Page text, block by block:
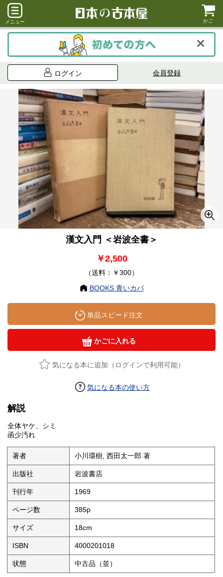
メニュー かご
ログイン 会員登録
漢文入門 ＜岩波全書＞
￥2,500
（送料：￥300）
BOOKS 青いカバ
単品スピード注文
かごに入れる
気になる本に追加（ログインで利用可能）
気になる本の使い方
解説
全体ヤケ、シミ
函少汚れ
著者 小川環樹, 西田太一郎 著
出版社 岩波書店
刊行年 1969
ページ数 385p
サイズ 18cm
ISBN 4000201018
状態 中古品（並）